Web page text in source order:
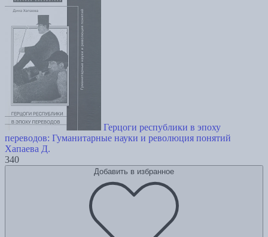
Герцоги республики в эпоху
переводов: Гуманитарные науки и революция понятий
Хапаева Д.
340
Добавить в избранное